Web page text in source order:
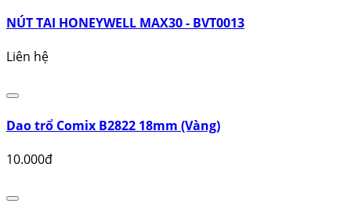
6.000đ
Khớp nối trục các loại
32.000đ
NÚT TAI HONEYWELL MAX30 - BVT0013